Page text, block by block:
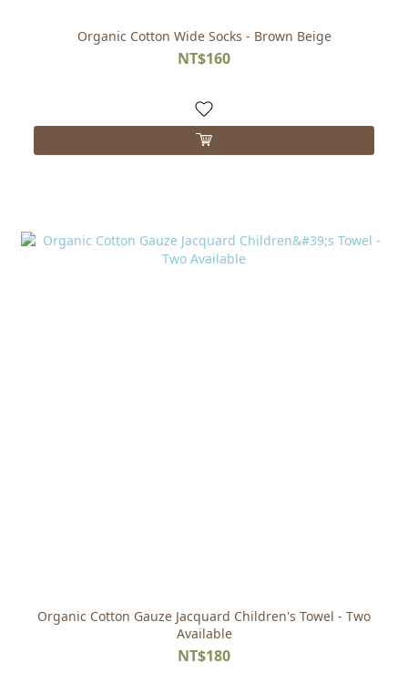
Organic Cotton Wide Socks - Brown Beige
NT$160
Organic Cotton Gauze Jacquard Children's Towel - Two
Available
NT$180